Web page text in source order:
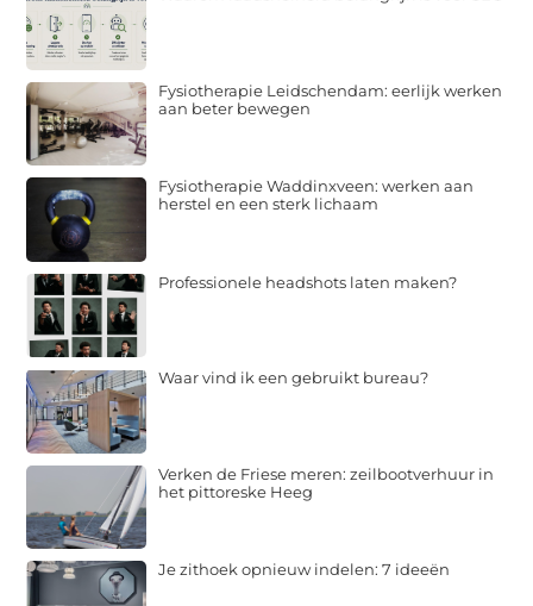
Fysiotherapie Leidschendam: eerlijk werken
aan beter bewegen
Fysiotherapie Waddinxveen: werken aan
herstel en een sterk lichaam
Professionele headshots laten maken?
Waar vind ik een gebruikt bureau?
Verken de Friese meren: zeilbootverhuur in
het pittoreske Heeg
Je zithoek opnieuw indelen: 7 ideeën